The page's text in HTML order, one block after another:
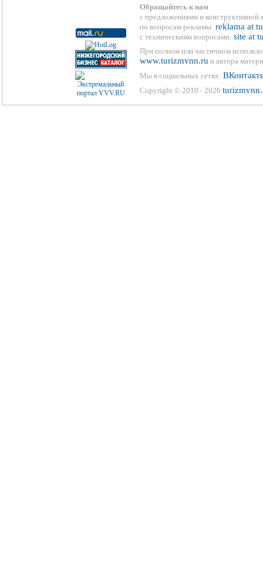
Обращайтесь к нам
с предложениями и конструктивной
по вопросам рекламы: reklama at
с техническими вопросами: site at
При полном или частичном
www.turizmvnn.ru и автора
Мы в социальных сетях:
Copyright © 2010 - 2026